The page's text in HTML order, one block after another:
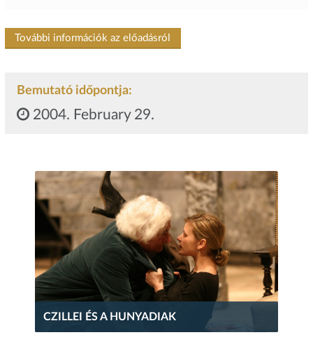
További információk az előadásról
Bemutató időpontja:
2004. February 29.
CZILLEI ÉS A HUNYADIAK